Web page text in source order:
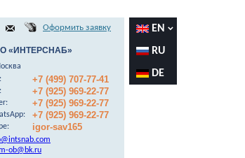
EN
RU
DE
Оформить заявку
«ИНТЕРСНАБ»
+7 (499) 707-77-41
+7 (925) 969-22-77
+7 (925) 969-22-77
+7 (925) 969-22-77
igor-sav165
ob@bk.ru